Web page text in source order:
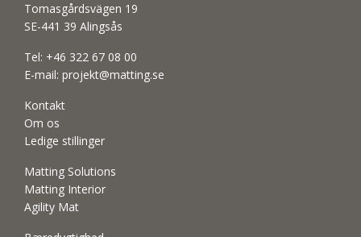
Tomasgårdsvägen 19
SE-441 39 Alingsås
Tel: +46 322 67 08 00
E-mail: projekt@matting.se
Kontakt
Om os
Ledige stillinger
Matting Solutions
Matting Interior
Agility Mat